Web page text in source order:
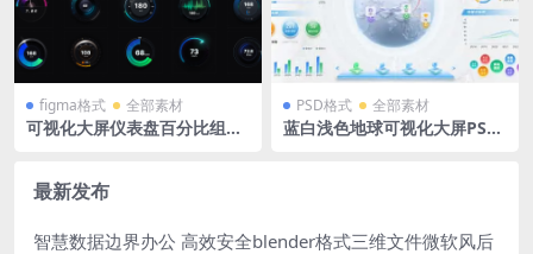
figma格式 全部素材
可视化大屏仪表盘百分比组件
PSD格式 全部素材
蓝白浅色地球可视化大屏PSD
最新发布
智慧数据边界办公 高效安全blender格式三维文件微软风后